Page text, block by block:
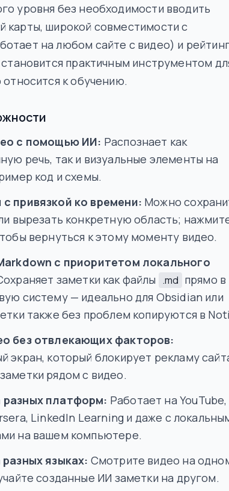
уровня без необходимости вводить
карты, широкой совместимости с
на любом сайте с видео) и
практичным инструментом
относится к обучению.
с помощью ИИ: Распознает как
речь, так и визуальные элементы на
код и схемы.
привязкой ко времени: Можно
вырезать конкретную область;
вернуться к этому моменту видео.
с приоритетом локального
заметки как файлы .md прямо в
систему — идеально для Obsidian или
также без проблем копируются в
без отвлекающих факторов:
экран, который блокирует рекламу
рядом с видео.
платформ: Работает на YouTube,
LinkedIn Learning и даже с
на вашем компьютере.
языках: Смотрите видео на
созданные ИИ заметки на другом.